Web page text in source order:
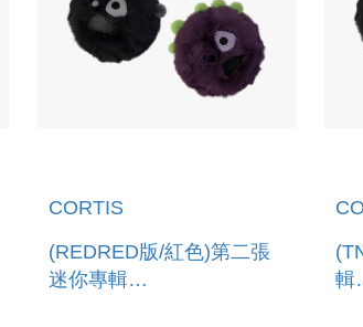
CORTIS
(REDRED版/紅色)第二張
迷你專輯
輯